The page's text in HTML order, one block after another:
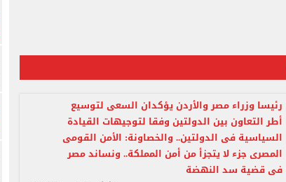
رئيسا وزراء مصر والأردن يؤكدان السعى لتوسيع
أطر التعاون بين الدولتين وفقا لتوجيهات القيادة
السياسية فى الدولتين.. والخصاونة: الأمن القومى
المصرى جزء لا يتجزأ من أمن المملكة.. ونساند مصر
فى قضية سد النهضة